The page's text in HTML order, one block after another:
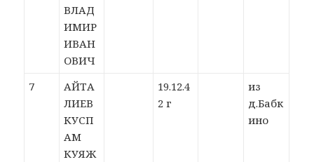
ВЛАД
ИМИР
ИВАН
ОВИЧ
7
АЙТА
ЛИЕВ
КУСП
АМ
КУЯЖ
19.12.4
2 г
из
д.Бабк
ино